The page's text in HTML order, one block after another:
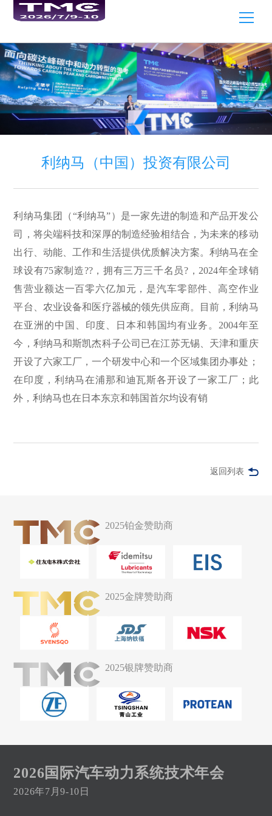
利纳马（中国）投资有限公司
利纳马集团（“利纳马”）是一家先进的制造和产品开发公
司，将尖端科技和深厚的制造经验相结合，为未来的移动
出行、动能、工作和生活提供优质解决方案。利纳马在全
球设有75家制造??，拥有三万三千名员?，2024年全球销
售营业额达一百零六亿加元，是汽车零部件、高空作业
平台、农业设备和医疗器械的领先供应商。目前，利纳马
在亚洲的中国、印度、日本和韩国均有业务。2004年至
今，利纳马和斯凯杰科子公司已在江苏无锡、天津和重庆
开设了六家工厂，一个研发中心和一个区域集团办事处；
在印度，利纳马在浦那和迪瓦斯各开设了一家工厂；此
外，利纳马也在日本东京和韩国首尔均设有销
返回列表
2025铂金赞助商
2025金牌赞助商
2025银牌赞助商
2026国际汽车动力系统技术年会
2026年7月9-10日